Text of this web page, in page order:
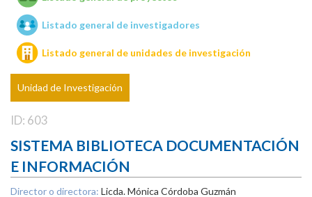
Unidades de investigación
Listado general de investigadores
Listado general de unidades de investigación
Unidad de Investigación
ID: 603
SISTEMA BIBLIOTECA DOCUMENTACIÓN
E INFORMACIÓN
Director o directora: Licda. Mónica Córdoba Guzmán